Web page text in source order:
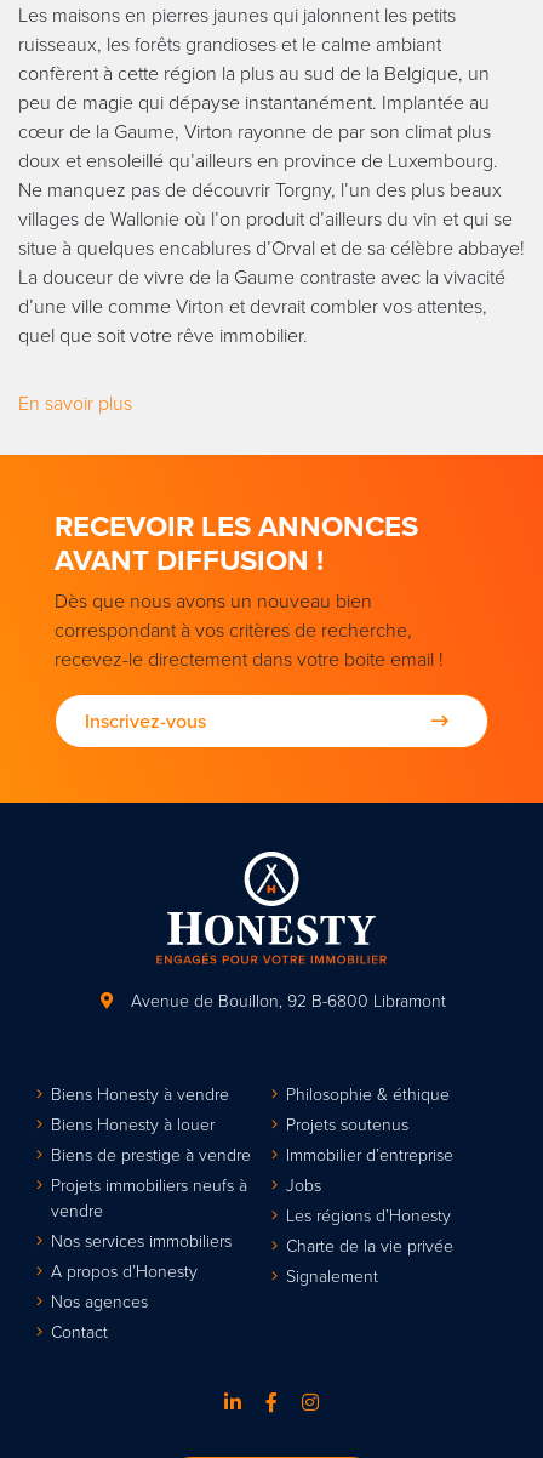
Les maisons en pierres jaunes qui jalonnent les petits
ruisseaux, les forêts grandioses et le calme ambiant
confèrent à cette région la plus au sud de la Belgique, un
peu de magie qui dépayse instantanément. Implantée au
cœur de la Gaume, Virton rayonne de par son climat plus
doux et ensoleillé qu’ailleurs en province de Luxembourg.
Ne manquez pas de découvrir Torgny, l’un des plus beaux
villages de Wallonie où l’on produit d’ailleurs du vin et qui se
situe à quelques encablures d’Orval et de sa célèbre abbaye!
La douceur de vivre de la Gaume contraste avec la vivacité
d’une ville comme Virton et devrait combler vos attentes,
quel que soit votre rêve immobilier.
En savoir plus
RECEVOIR LES ANNONCES
AVANT DIFFUSION !
Dès que nous avons un nouveau bien
correspondant à vos critères de recherche,
recevez-le directement dans votre boite email !
Inscrivez-vous
Avenue de Bouillon, 92 B-6800 Libramont
Biens Honesty à vendre
Biens Honesty à louer
Biens de prestige à vendre
Projets immobiliers neufs à
vendre
Nos services immobiliers
A propos d’Honesty
Nos agences
Contact
Philosophie & éthique
Projets soutenus
Immobilier d’entreprise
Jobs
Les régions d’Honesty
Charte de la vie privée
Signalement